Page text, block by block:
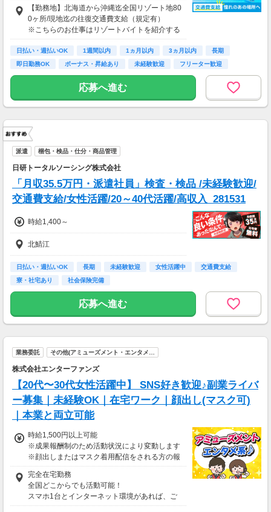
す。
・寮費・光熱費無料（個室あり）
・食事無料
・往復交通費支給（上限あり）
※勤務地による
生活費がかからないので、働いた分のほとんど
を貯金にまわすことができます！
▼月収例
25万5,300円
＝(時給1,200円×8h＋残業1h)×23日
▼貯金の目安
住まい ：無料
水道光熱費：無料
食費 ：無料
そのほか ：1.5万円
-----------------------
→毎月20万円程度の貯金が目指せます！
【勤務地】北海道から沖縄迄全国リゾート地80
0ヶ所/現地迄の往復交通費支給（規定有）
※こちらのお仕事はリゾートバイトを紹介する
募集となっており実際に募集がある勤務地と異
なる場合がございます。
カウンセリングでご希望条件をお伺いし、全国
★お仕事開始までの流れ★
のお仕事へ応募（面接なし）→お仕事開始
日払い・週払いOK 1週間以内 1ヵ月以内 3ヵ月以内
長期
即日勤務OK
ボーナス・昇給あり 未経験歓迎 フリーター歓迎
応募へ進む
派遣 梱包・検品・仕分・商品管理
日研トータルソーシング株式会社
「月収35.5万円・派遣社員」検査・検品 /未経験歓迎/
交通費支給/女性活躍/20～40代活躍/高収入_281531
時給1,400～
北鯖江
日払い・週払いOK 長期 未経験歓迎 女性活躍中
交通費支給
寮・社宅あり
社会保険完備
応募へ進む
業務委託 その他(アミューズメント・エンタメ…
株式会社エンターファンズ
【20代〜30代女性活躍中】 SNS好き歓迎♪副業ライバ
ー募集｜未経験OK｜在宅ワーク｜顔出し(マスク可)
｜本業と両立可能
時給1,500円以上可能
※成果報酬制のため活動状況により変動します
※顔出しまたはマスク着用配信をされる方の報
酬基準となります
【収入例】
■事務職Aさん（週3日・月50時間程度）
月収8万円～15万円
完全在宅勤務
全国どこからでも活動可能！
スマホ1台とインターネット環境があれば、ご
自宅からスタートできます。